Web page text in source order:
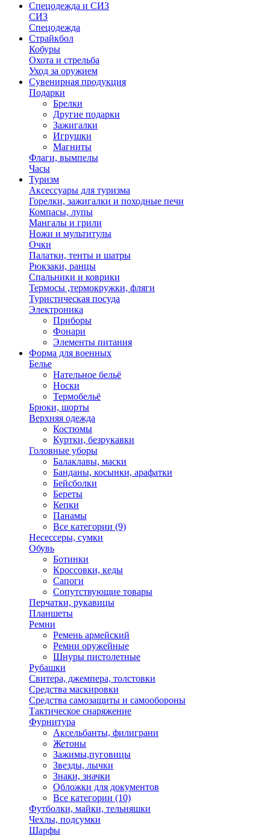
Спецодежда и СИЗ
СИЗ
Спецодежда
Страйкбол
Кобуры
Охота и стрельба
Уход за оружием
Сувенирная продукция
Подарки
Брелки
Другие подарки
Зажигалки
Игрушки
Магниты
Флаги, вымпелы
Часы
Туризм
Аксессуары для туризма
Горелки, зажигалки и походные печи
Компасы, лупы
Мангалы и грили
Ножи и мультитулы
Очки
Палатки, тенты и шатры
Рюкзаки, ранцы
Спальники и коврики
Термосы ,термокружки, фляги
Туристическая посуда
Электроника
Приборы
Фонари
Элементы питания
Форма для военных
Белье
Нательное бельё
Носки
Термобельё
Брюки, шорты
Верхняя одежда
Костюмы
Куртки, безрукавки
Головные уборы
Балаклавы, маски
Банданы, косынки, арафатки
Бейсболки
Береты
Кепки
Панамы
Все категории (9)
Несессеры, сумки
Обувь
Ботинки
Кроссовки, кеды
Сапоги
Сопутствующие товары
Перчатки, рукавицы
Планшеты
Ремни
Ремень армейский
Ремни оружейные
Шнуры пистолетные
Рубашки
Свитера, джемпера, толстовки
Средства маскировки
Средства самозащиты и самообороны
Тактическое снаряжение
Фурнитура
Аксельбанты, филиграни
Жетоны
Зажимы,пуговицы
Звезды, лычки
Знаки, значки
Обложки для документов
Все категории (10)
Футболки, майки, тельняшки
Чехлы, подсумки
Шарфы